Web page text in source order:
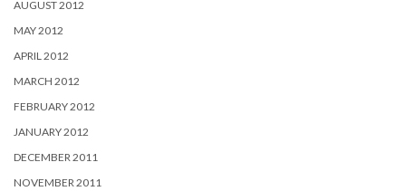
AUGUST 2012
MAY 2012
APRIL 2012
MARCH 2012
FEBRUARY 2012
JANUARY 2012
DECEMBER 2011
NOVEMBER 2011